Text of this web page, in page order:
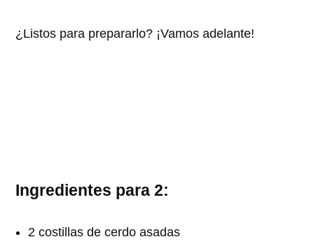
¿Listos para prepararlo? ¡Vamos adelante!
Ingredientes para 2:
2 costillas de cerdo asadas